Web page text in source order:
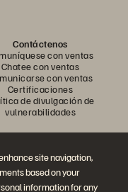
site navigation,
based on your
information for any
Contáctenos
con ventas
Chatee con ventas
con ventas
Certificaciones
de divulgación de
vulnerabilidades